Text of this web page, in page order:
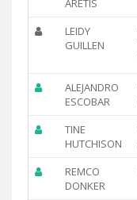
LEIDY
GUILLEN
ALEJANDRO
ESCOBAR
TINE
HUTCHISON
REMCO
DONKER